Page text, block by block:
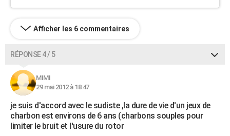
Afficher les 6 commentaires
RÉPONSE 4 / 5
MIMI
29 mai 2012 à 18:47
je suis d'accord avec le sudiste ,la dure de vie d'un jeux de
charbon est environs de 6 ans (charbons souples pour
limiter le bruit et l'usure du rotor